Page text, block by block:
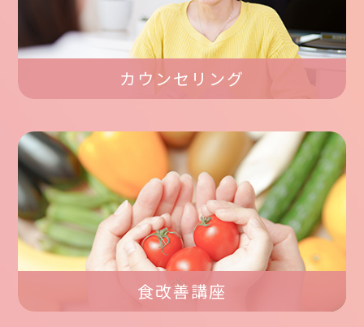
カウンセリング
食改善講座